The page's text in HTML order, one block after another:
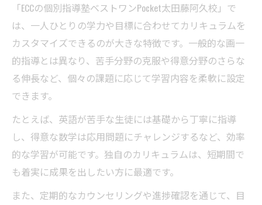
「ECCの個別指導塾ベストワンPocket太田藤阿久校」で
は、一人ひとりの学力や目標に合わせてカリキュラムを
カスタマイズできるのが大きな特徴です。一般的な画一
的指導とは異なり、苦手分野の克服や得意分野のさらな
る伸長など、個々の課題に応じて学習内容を柔軟に設定
できます。
たとえば、英語が苦手な生徒には基礎から丁寧に指導
し、得意な数学は応用問題にチャレンジするなど、効率
的な学習が可能です。独自のカリキュラムは、短期間で
も着実に成果を出したい方に最適です。
また、定期的なカウンセリングや進捗確認を通じて、目